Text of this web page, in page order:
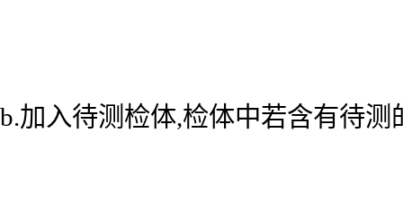
b.加入待测检体,检体中若含有待